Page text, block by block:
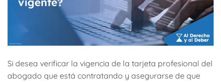
Si desea verificar la vigencia de la tarjeta profesional del
abogado que está contratando y asegurarse de que